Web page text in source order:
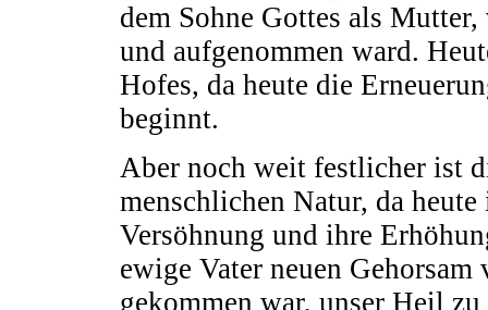
dem Sohne Gottes als
und aufgenommen ward.
Hofes, da heute die
beginnt.
Aber noch weit festlicher ist
menschlichen Natur, da
Versöhnung und ihre
ewige Vater neuen
gekommen war, unser Heil